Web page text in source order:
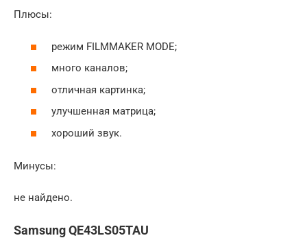
Плюсы:
режим FILMMAKER MODE;
много каналов;
отличная картинка;
улучшенная матрица;
хороший звук.
Минусы:
не найдено.
Samsung QE43LS05TAU